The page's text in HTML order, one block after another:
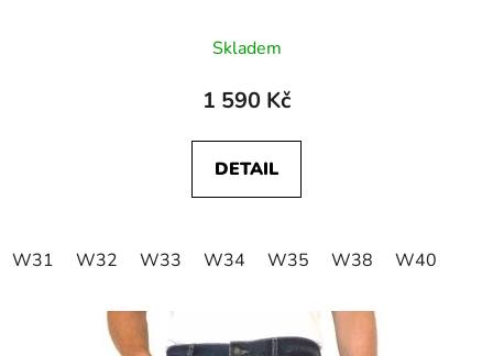
Skladem
1 590 Kč
DETAIL
W31 W32 W33 W34 W35 W38 W40